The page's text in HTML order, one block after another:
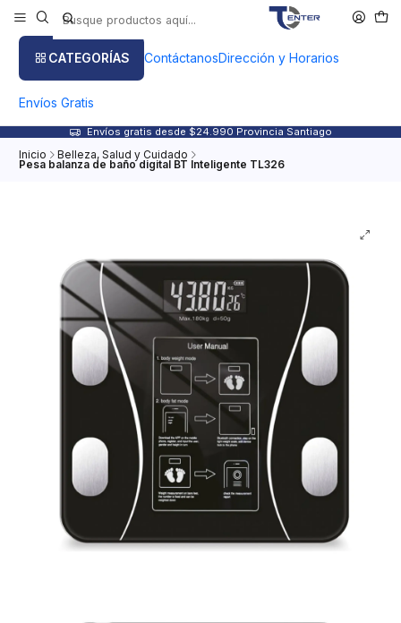
CATEGORÍAS ContáctanosDirección y Horarios
Envíos Gratis
Envíos gratis desde $24.990 Provincia Santiago
Inicio Belleza, Salud y Cuidado
Pesa balanza de baño digital BT Inteligente TL326